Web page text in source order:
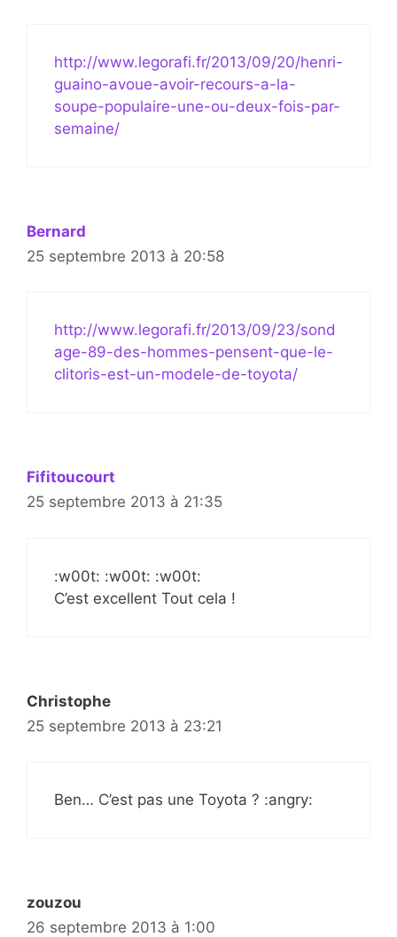
http://www.legorafi.fr/2013/09/20/henri-
guaino-avoue-avoir-recours-a-la-
soupe-populaire-une-ou-deux-fois-par-
semaine/
Bernard
25 septembre 2013 à 20:58
http://www.legorafi.fr/2013/09/23/sond
age-89-des-hommes-pensent-que-le-
clitoris-est-un-modele-de-toyota/
Fifitoucourt
25 septembre 2013 à 21:35
:w00t: :w00t: :w00t:
C’est excellent Tout cela !
Christophe
25 septembre 2013 à 23:21
Ben… C’est pas une Toyota ? :angry:
zouzou
26 septembre 2013 à 1:00